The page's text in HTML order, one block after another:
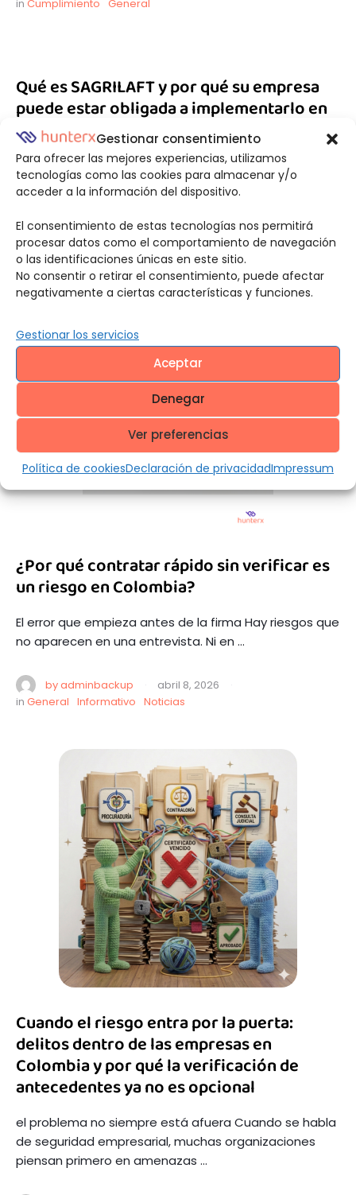
Gestionar consentimiento
Para ofrecer las mejores experiencias, utilizamos
tecnologías como las cookies para almacenar y/o
acceder a la información del dispositivo.
El consentimiento de estas tecnologías nos permitirá
procesar datos como el comportamiento de navegación
o las identificaciones únicas en este sitio.
No consentir o retirar el consentimiento, puede afectar
negativamente a ciertas características y funciones.
Gestionar los servicios
Aceptar
Denegar
Ver preferencias
Política de cookiesDeclaración de privacidadImpressum
in Cumplimiento General
Qué es SAGRILAFT y por qué su empresa
puede estar obligada a implementarlo en
2026
Qué es SAGRILAFT, quién está obligado y qué cambió
con la Circular 100-000020 de 2026. Guía clara para …
by Equipo Editorial · agosto 7, 2026
·
in Cumplimiento General
¿Por qué contratar rápido sin verificar es
un riesgo en Colombia?
El error que empieza antes de la firma Hay riesgos que
no aparecen en una entrevista. Ni en …
by adminbackup · abril 8, 2026
·
in General Informativo Noticias
Cuando el riesgo entra por la puerta:
delitos dentro de las empresas en
Colombia y por qué la verificación de
antecedentes ya no es opcional
el problema no siempre está afuera Cuando se habla
de seguridad empresarial, muchas organizaciones
piensan primero en amenazas …